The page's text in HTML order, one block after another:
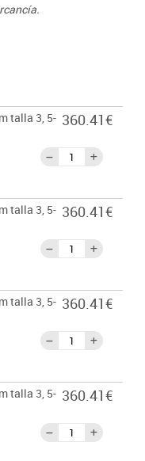
talla 3, 5- 360.41€
talla 3, 5- 360.41€
talla 3, 5- 360.41€
talla 3, 5- 360.41€